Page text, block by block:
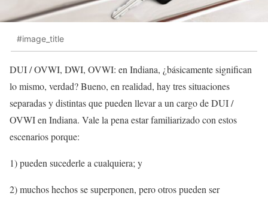
#image_title
DUI / OVWI, DWI, OVWI: en Indiana, ¿básicamente significan
lo mismo, verdad? Bueno, en realidad, hay tres situaciones
separadas y distintas que pueden llevar a un cargo de DUI /
OVWI en Indiana. Vale la pena estar familiarizado con estos
escenarios porque:
1) pueden sucederle a cualquiera; y
2) muchos hechos se superponen, pero otros pueden ser